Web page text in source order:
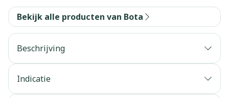
Bekijk alle producten van Bota
Beschrijving
Indicatie